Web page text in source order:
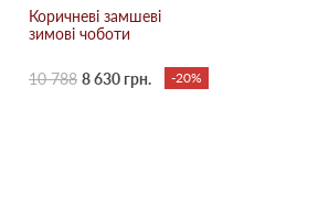
Коричневі замшеві
зимові чоботи
10 788 8 630 грн. -20%